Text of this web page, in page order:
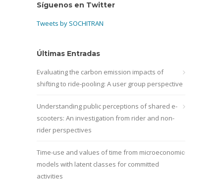
Síguenos en Twitter
Tweets by SOCHITRAN
Últimas Entradas
Evaluating the carbon emission impacts of
shifting to ride-pooling: A user group perspective
Understanding public perceptions of shared e-
scooters: An investigation from rider and non-
rider perspectives
Time-use and values of time from microeconomic
models with latent classes for committed
activities